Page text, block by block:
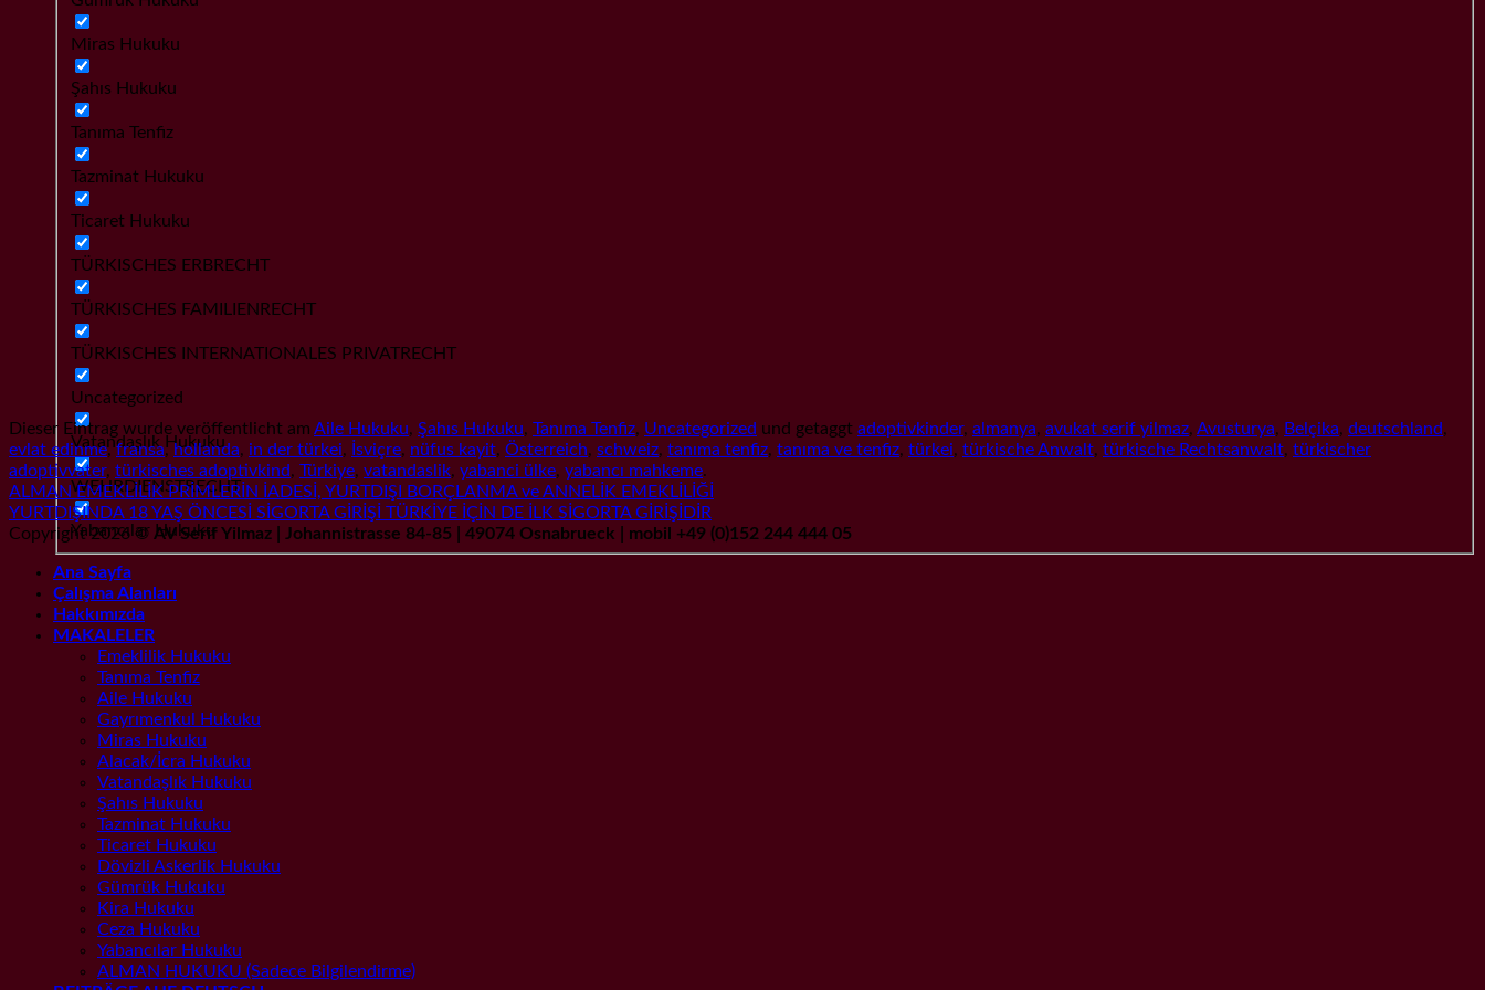
Miras Hukuku
Şahıs Hukuku
Tanıma Tenfiz
Tazminat Hukuku
Ticaret Hukuku
TÜRKISCHES ERBRECHT
TÜRKISCHES FAMILIENRECHT
TÜRKISCHES INTERNATIONALES PRIVATRECHT
Uncategorized
Vatandaşlık Hukuku
WEHRDIENSTRECHT
Yabancılar Hukuku
Dieser Eintrag wurde veröffentlicht am Aile Hukuku, Şahıs Hukuku, Tanıma Tenfiz, Uncategorized und getaggt adoptivkinder, almanya, avukat serif yilmaz, Avusturya, Belçika, deutschland,
evlat edinme,fransa, hollanda, in der türkei, İsviçre, nüfus kayit, Österreich, schweiz, tanıma tenfiz, tanıma ve tenfiz, türkei, türkische Anwalt, türkische Rechtsanwalt, türkischer
adoptivvater, türkisches adoptivkind, Türkiye, vatandaslik, yabanci ülke, yabancı mahkeme.
ALMAN EMEKLİLİK PRİMLERİN İADESİ, YURTDIŞI BORÇLANMA ve ANNELİK EMEKLİLİĞİ
YURTDIŞINDA 18 YAŞ ÖNCESİ SİGORTA GİRİŞİ TÜRKİYE İÇİN DE İLK SİGORTA GİRİŞİDİR
Copyright 2026 ©AV Serif Yilmaz | Johannistrasse 84-85 | 49074 Osnabrueck | mobil +49 (0)152 244 444 05
Ana Sayfa
Çalışma Alanları
Hakkımızda
MAKALELER
Emeklilik Hukuku
Tanıma Tenfiz
Aile Hukuku
Gayrımenkul Hukuku
Miras Hukuku
Alacak/İcra Hukuku
Vatandaşlık Hukuku
Şahıs Hukuku
Tazminat Hukuku
Ticaret Hukuku
Dövizli Askerlik Hukuku
Gümrük Hukuku
Kira Hukuku
Ceza Hukuku
Yabancılar Hukuku
ALMAN HUKUKU (Sadece Bilgilendirme)